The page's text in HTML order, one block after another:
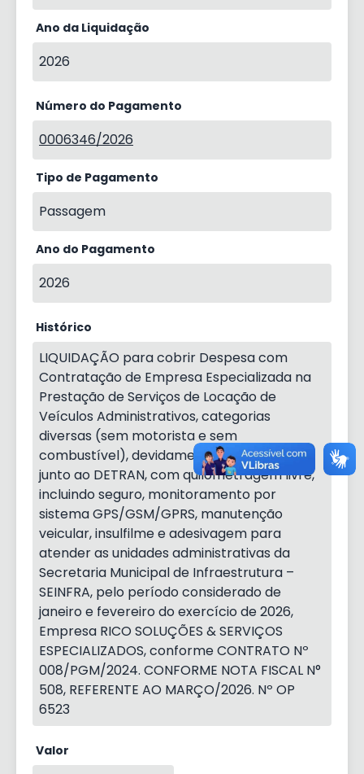
Ano da Liquidação
2026
Número do Pagamento
0006346/2026
Tipo de Pagamento
Passagem
Ano do Pagamento
2026
Histórico
LIQUIDAÇÃO para cobrir Despesa com
Contratação de Empresa Especializada na
Prestação de Serviços de Locação de
Veículos Administrativos, categorias
diversas (sem motorista e sem
combustível), devidamente licenciados
junto ao DETRAN, com quilometragem livre,
incluindo seguro, monitoramento por
sistema GPS/GSM/GPRS, manutenção
veicular, insulfilme e adesivagem para
atender as unidades administrativas da
Secretaria Municipal de Infraestrutura –
SEINFRA, pelo período considerado de
janeiro e fevereiro do exercício de 2026,
Empresa RICO SOLUÇÕES & SERVIÇOS
ESPECIALIZADOS, conforme CONTRATO Nº
008/PGM/2024. CONFORME NOTA FISCAL N°
508, REFERENTE AO MARÇO/2026. Nº OP
6523
Valor